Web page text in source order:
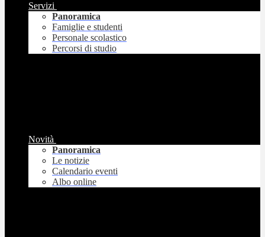
Servizi
Panoramica
Famiglie e studenti
Personale scolastico
Percorsi di studio
Novità
Panoramica
Le notizie
Calendario eventi
Albo online